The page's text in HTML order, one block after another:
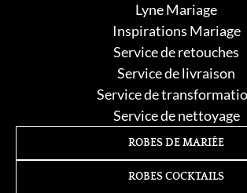
Lyne Mariage
Inspirations Mariage
Service de retouches
Service de livraison
Service de
Service de nettoyage
ROBES DE MARIÉE
ROBES COCKTAILS